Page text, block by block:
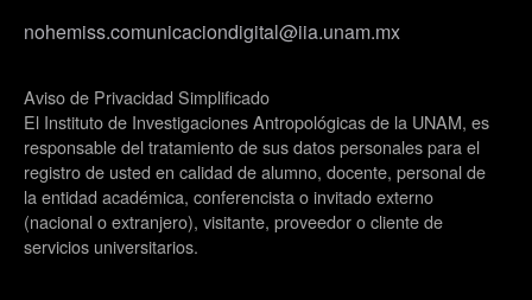
nohemiss.comunicaciondigital@iia.unam.mx
Aviso de Privacidad Simplificado
El Instituto de Investigaciones Antropológicas de la UNAM, es
responsable del tratamiento de sus datos personales para el
registro de usted en calidad de alumno, docente, personal de
la entidad académica, conferencista o invitado externo
(nacional o extranjero), visitante, proveedor o cliente de
servicios universitarios.